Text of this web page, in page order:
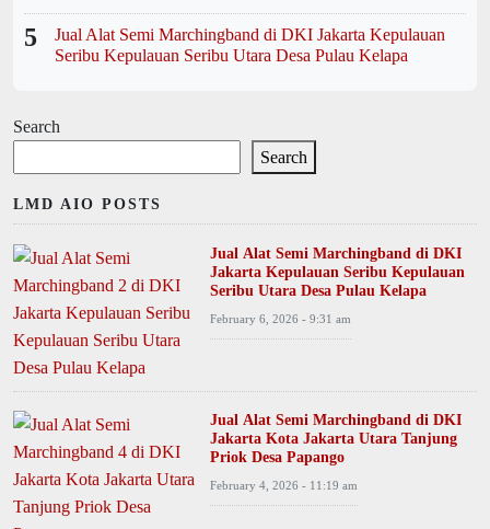
5
Jual Alat Semi Marchingband di DKI Jakarta Kepulauan
Seribu Kepulauan Seribu Utara Desa Pulau Kelapa
Search
Search
LMD AIO POSTS
Jual Alat Semi Marchingband di DKI
Jakarta Kepulauan Seribu Kepulauan
Seribu Utara Desa Pulau Kelapa
February 6, 2026 - 9:31 am
Jual Alat Semi Marchingband di DKI
Jakarta Kota Jakarta Utara Tanjung
Priok Desa Papango
February 4, 2026 - 11:19 am